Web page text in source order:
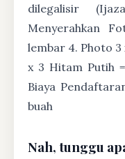
dilegalisir
Menyerahkan
lembar 4. Photo 3
x 3 Hitam Putih
Biaya
buah
Nah, tunggu